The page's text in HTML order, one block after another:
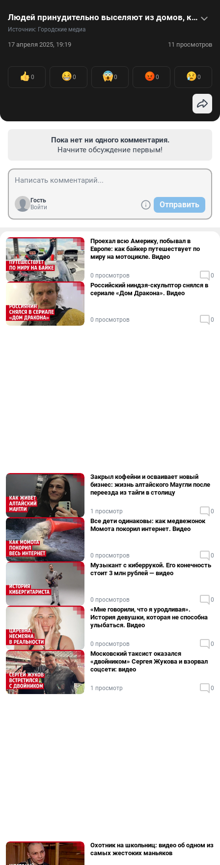
Людей принудительно выселяют из домов, которые могут упасть в реку. Видео
Источник: Городские медиа
17 апреля 2025, 19:19 11 просмотров
0 0 0 0 0
Пока нет ни одного комментария.
Начните обсуждение первым!
Гость
Войти
Отправить
Проехал всю Америку, побывал в
Европе: как байкер путешествует по
миру на мотоцикле. Видео
0 просмотров 0
Российский ниндзя-скульптор снялся в
сериале «Дом Дракона». Видео
0 просмотров 0
Закрыл кофейни и осваивает новый
бизнес: жизнь алтайского Маугли после
переезда из тайги в столицу
1 просмотр 0
Все дети одинаковы: как медвежонок
Момота покорил интернет. Видео
0 просмотров 0
Музыкант с киберрукой. Его конечность
стоит 3 млн рублей — видео
0 просмотров 0
«Мне говорили, что я уродливая».
История девушки, которая не способна
улыбаться. Видео
0 просмотров 0
Московский таксист оказался
«двойником» Сергея Жукова и взорвал
соцсети: видео
1 просмотр 0
Охотник на школьниц: видео об одном из
самых жестоких маньяков